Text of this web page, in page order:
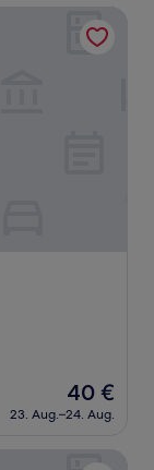
Der
Preis
beträgt
40 €
23. Aug.–24. Aug.